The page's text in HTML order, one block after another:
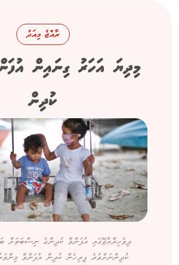
ރާއްޖެ މިއަދު
މިދިޔަ އަހަރު ގިނައިން
ކުދިން
ދިވެހިރާއްޖޭގައި އުފަންވާ ކުދިންގެ ނިސްބަތަށް
ކުދިންނަށްވުރެ ފިރިހެން ކުދިން އުފަންވާ